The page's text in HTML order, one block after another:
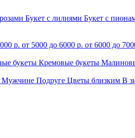
Букет с лилиями Букет с
р. от 5000 до 6000 р. от 6000 до
букеты Кремовые букеты
Мужчине Подруге Цветы близким В